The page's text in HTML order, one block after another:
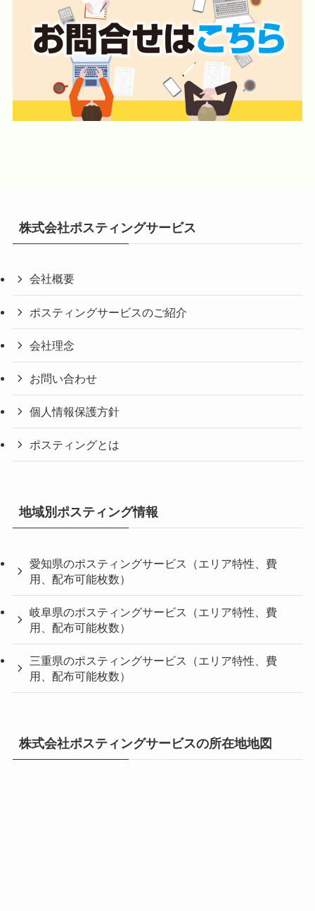
株式会社ポスティングサービス
会社概要
ポスティングサービスのご紹介
会社理念
お問い合わせ
個人情報保護方針
ポスティングとは
地域別ポスティング情報
愛知県のポスティングサービス（エリア特性、費
用、配布可能枚数）
岐阜県のポスティングサービス（エリア特性、費
用、配布可能枚数）
三重県のポスティングサービス（エリア特性、費
用、配布可能枚数）
株式会社ポスティングサービスの所在地地図